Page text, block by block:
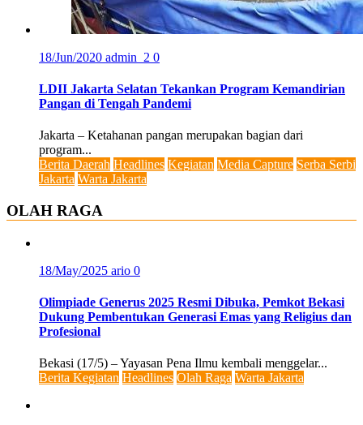
18/Jun/2020 admin_2 0
LDII Jakarta Selatan Tekankan Program Kemandirian
Pangan di Tengah Pandemi
Jakarta – Ketahanan pangan merupakan bagian dari
program...
Berita Daerah Headlines Kegiatan Media Capture Serba Serbi
Jakarta Warta Jakarta
OLAH RAGA
18/May/2025 ario 0
Olimpiade Generus 2025 Resmi Dibuka, Pemkot Bekasi
Dukung Pembentukan Generasi Emas yang Religius dan
Profesional
Bekasi (17/5) – Yayasan Pena Ilmu kembali menggelar...
Berita Kegiatan Headlines Olah Raga Warta Jakarta